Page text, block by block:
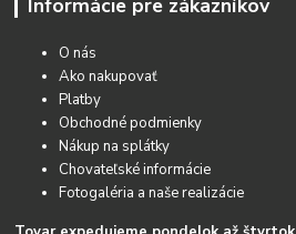
Informácie pre zákazníkov
O nás
Ako nakupovať
Platby
Obchodné podmienky
Nákup na splátky
Chovateľské informácie
Fotogaléria a naše realizácie